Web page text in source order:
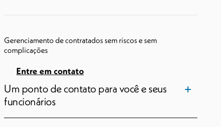
Gerenciamento de contratados sem riscos e sem
complicações
Entre em contato
Um ponto de contato para você e seus
funcionários